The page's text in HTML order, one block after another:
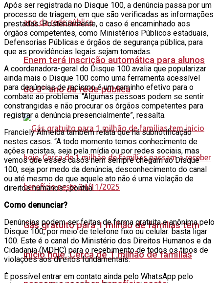
Enem terá inscrição automática para alunos
do 3º ano da rede pública
Gás gratuito para 1 milhão de famílias tem
início hoje, Cerca de 1 milhão de famílias
Após ser registrada no Disque 100, a denúncia passa por um
processo de triagem, em que são verificadas as informações
prestadas. Posteriormente, o caso é encaminhado aos
órgãos competentes, como Ministérios Públicos estaduais,
Defensorias Públicas e órgãos de segurança pública, para
que as providências legais sejam tomadas.
A coordenadora-geral do Disque 100 avalia que popularizar
ainda mais o Disque 100 como uma ferramenta acessível
para denúncias de racismo é um caminho efetivo para o
combate ao problema. “Algumas pessoas podem se sentir
constrangidas e não procurar os órgãos competentes para
registrar a denúncia presencialmente”, ressalta.
Franciely Almeida também relata que há subnotificação
nestes casos. “A todo momento temos conhecimento de
ações racistas, seja pela mídia ou por redes sociais, mas
vemos que esses casos nem sempre chegam ao Disque
100, seja por medo da denúncia, desconhecimento do canal
ou até mesmo de que aquele ato não é uma violação de
direitos humanos”, pontua.
Como denunciar?
Denúncias podem ser feitas de forma gratuita e anônima pelo
Disque 100, por meio de telefone fixo ou celular: basta ligar
100. Este é o canal do Ministério dos Direitos Humanos e da
Cidadania (MDHC) para o recebimento de todos os tipos de
violações aos direitos fundamentais.
É possível entrar em contato ainda pelo WhatsApp pelo